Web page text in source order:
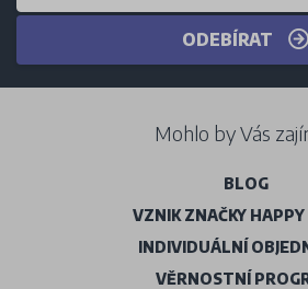
ODEBÍRAT
Mohlo by Vás
BLOG
VZNIK ZNAČKY
INDIVIDUÁLNÍ
VĚRNOSTNÍ